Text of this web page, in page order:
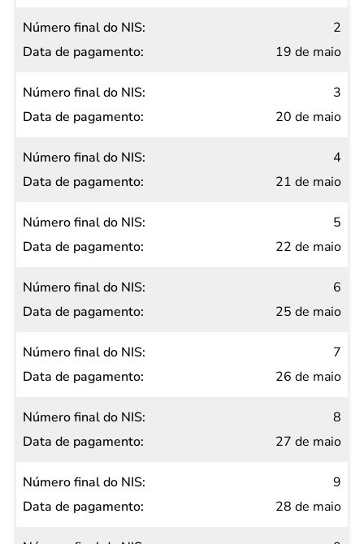
Data de
pagamento
2
19 de maio
3
20 de maio
4
21 de maio
5
22 de maio
6
25 de maio
7
26 de maio
8
27 de maio
9
28 de maio